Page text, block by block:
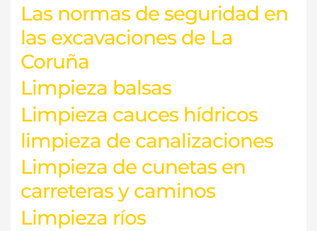
Las normas de seguridad en
las excavaciones de La
Coruña
Limpieza balsas
Limpieza cauces hídricos
limpieza de canalizaciones
Limpieza de cunetas en
carreteras y caminos
Limpieza ríos